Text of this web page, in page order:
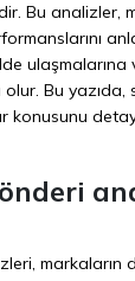
Bu analizler,
ulaşmalarına
olur. Bu
konusunu
markaların